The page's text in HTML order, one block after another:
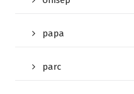
papa
parc